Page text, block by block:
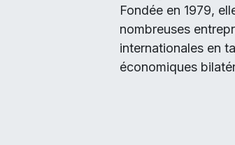
Fondée en 1979,
nombreuses
internationales en
économiques